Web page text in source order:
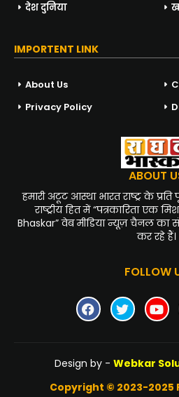
देश दुनिया
IMPORTENT LINK
About Us
Privacy Policy
ABOUT
हमारी अटूट आस्था भारत राष्ट्र के प्रति
राष्ट्रीय हित में “पत्रकारिता एक
Bhaskar” वेब मीडिया न्यूज़ चैनल का
कर रहे हैं।
FOLLOW
Design by - Webkar
Copyright © 2023-2025